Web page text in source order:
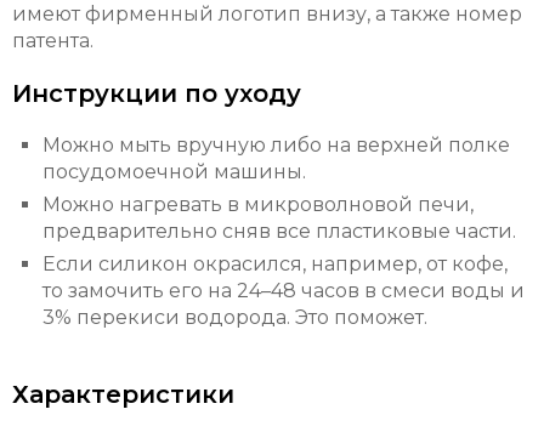
имеют фирменный логотип внизу, а также номер
патента.
Инструкции по уходу
Можно мыть вручную либо на верхней полке
посудомоечной машины.
Можно нагревать в микроволновой печи,
предварительно сняв все пластиковые части.
Если силикон окрасился, например, от кофе,
то замочить его на 24–48 часов в смеси воды и
3% перекиси водорода. Это поможет.
Характеристики